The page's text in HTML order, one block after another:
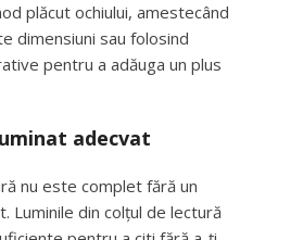
plăcut ochiului, amestecând
dimensiuni sau folosind
pentru a adăuga un plus
adecvat
nu este complet fără un
Luminile din colțul de lectură